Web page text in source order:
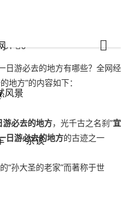
风景
杂谈
的地方有哪些-www.尊龙凯时
0
日游必去的地方有哪些？全网经
地方”的内容如下：
游必去的地方，光千古之名刹”宜
日游必去的地方的古迹之一
“孙大圣的老家”而著称于世